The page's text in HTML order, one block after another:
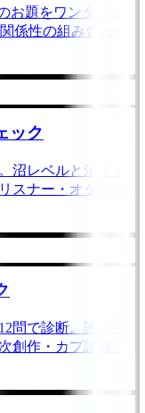
お題をワンタップ
係性の組み合わせ
ック
沼レベルと沼タイ
スナー・オタク向
問で診断。誘い受
創作・カプ談義の